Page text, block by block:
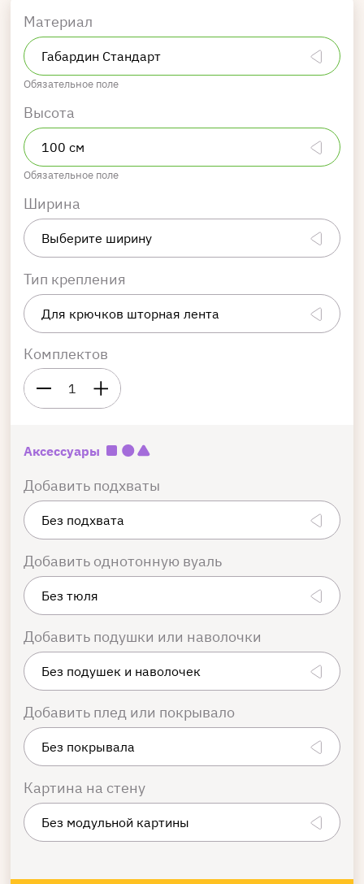
Материал
Обязательное поле
Высота
Обязательное поле
Ширина
Тип крепления
Комплектов
1
Аксессуары
Добавить подхваты
Добавить однотонную вуаль
Добавить подушки или наволочки
Добавить плед или покрывало
Картина на стену